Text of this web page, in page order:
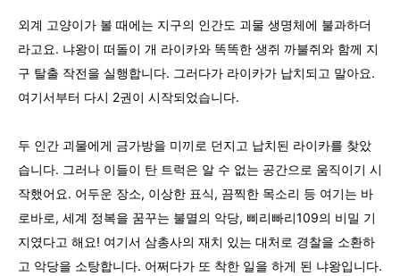
외계 고양이가 볼 때에는 지구의 인간도 괴물 생명체에 불과하더
라고요. 냐왕이 떠돌이 개 라이카와 똑똑한 생쥐 까불쥐와 함께 지
구 탈출 작전을 실행합니다. 그러다가 라이카가 납치되고 말아요.
여기서부터 다시 2권이 시작되었습니다.
두 인간 괴물에게 금가방을 미끼로 던지고 납치된 라이카를 찾았
습니다. 그러나 이들이 탄 트럭은 알 수 없는 공간으로 움직이기 시
작했어요. 어두운 장소, 이상한 표식, 끔찍한 목소리 등 여기는 바
로바로, 세계 정복을 꿈꾸는 불멸의 악당, 삐리빠리109의 비밀 기
지였다고 해요! 여기서 삼총사의 재치 있는 대처로 경찰을 소환하
고 악당을 소탕합니다. 어쩌다가 또 착한 일을 하게 된 냐왕입니다.